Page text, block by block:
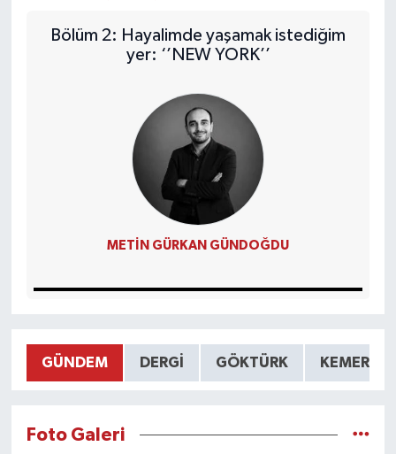
Bölüm 2: Hayalimde yaşamak istediğim
yer: ‘’NEW YORK’’
METIN GÜRKAN GÜNDOĞDU
GÜNDEM DERGİ GÖKTÜRK
Foto Galeri